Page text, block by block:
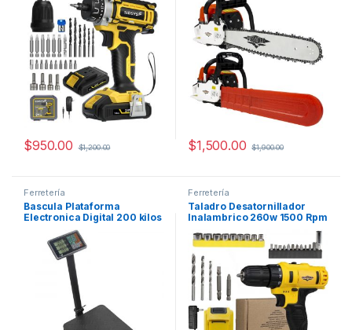
$950.00 $1,200.00 $1,500.00 $1,900.00
Ferretería
Bascula Plataforma
Electronica Digital 200 kilos
Plegable Gutstark Indicador
Negocio
Ferretería
Taladro Desatornillador
Inalambrico 260w 1500 Rpm
inalambrico desatornillador